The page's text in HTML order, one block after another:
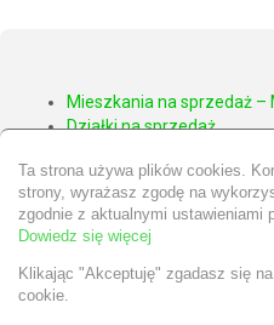
Mieszkania na sprzedaż –
Działki na sprzedaż
Domy na sprzedaż –
Nieruchomości Wolin
Nieruchomości Kamień
Ta strona używa plików cookies.
strony, wyrażasz zgodę na
zgodnie z aktualnymi ustawieniami
Dowiedz się więcej
Klikając "Akceptuję" zgadasz się
cookie.